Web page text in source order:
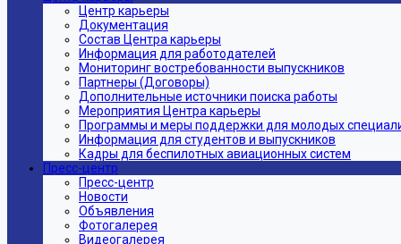
Центр карьеры
Документация
Состав Центра карьеры
Информация для работодателей
Мониторинг востребованности выпускников
Партнеры (Договоры)
Дополнительные источники поиска работы
Мероприятия Центра карьеры
Программы и меры поддержки для молодых
Информация для студентов и выпускников
Кадры для беспилотных авиационных систем
Пресс-центр
Пресс-центр
Новости
Объявления
Фотогалерея
Видеогалерея